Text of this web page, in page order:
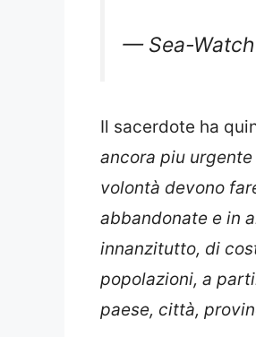
— Sea-
Il sacerdote ha
ancora piu
volontà devono
abbandonate e in
innanzitutto, di
popolazioni, a
paese, città,